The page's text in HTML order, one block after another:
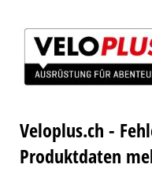
Veloplus.ch -
Produktdaten